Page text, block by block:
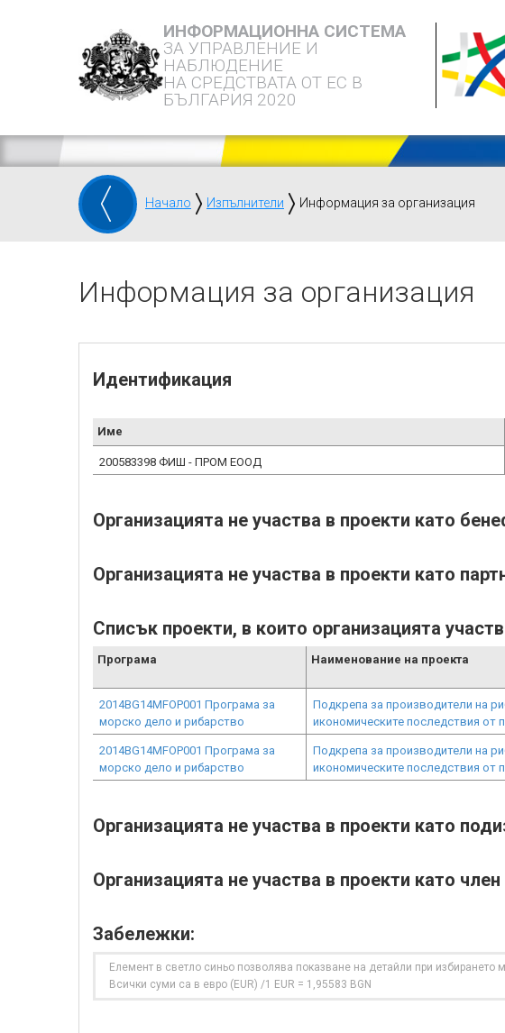
ИНФОРМАЦИОННА СИСТЕМА
ЗА УПРАВЛЕНИЕ И
НАБЛЮДЕНИЕ
НА СРЕДСТВАТА ОТ ЕС В
БЪЛГАРИЯ 2020
Начало Изпълнители Информация за организация
Информация за организация
Идентификация
Име
200583398 ФИШ - ПРОМ ЕООД
Организацията не участва в проекти като
Организацията не участва в проекти като
Списък проекти, в които организацията
Програма Наименование на проекта
2014BG14MFOP001 Програма за
морско дело и рибарство
Подкрепа за производители на
икономическите последствия от
2014BG14MFOP001 Програма за
морско дело и рибарство
Подкрепа за производители на
икономическите последствия от
Организацията не участва в проекти като
Организацията не участва в проекти като
Забележки:
Елемент в светло синьо позволява показване на детайли при избирането
Всички суми са в евро (EUR) /1 EUR = 1,95583 BGN